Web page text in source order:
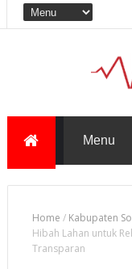
Home / Kabupaten
Hibah Lahan untuk
Transparan